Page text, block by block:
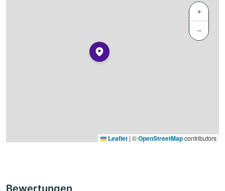
+
−
Leaflet | ©OpenStreetMapcontributors